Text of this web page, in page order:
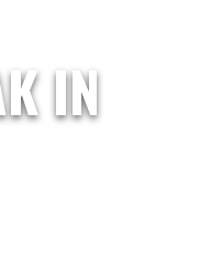
IN